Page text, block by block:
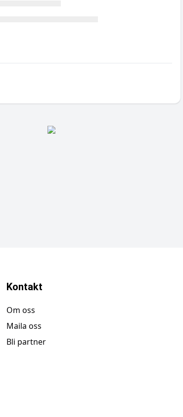
Kontakt
Om oss
Maila oss
Bli partner